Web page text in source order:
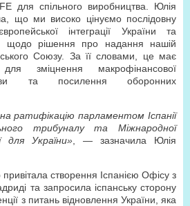
для спільного виробництва. Юлія
що ми високо цінуємо послідовну
інтеграції України та
щодо рішення про надання нашій
Союзу. За її словами, це має
зміцнення макрофінансової
та посилення оборонних
ратифікацію парламентом Іспанії
трибуналу та Міжнародної
для України» , — зазначила Юлія
створення Іспанією Офісу з
та запросила іспанську сторону
з питань відновлення України, яка